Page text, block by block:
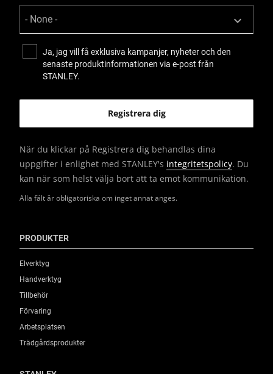
Alla fält är obligatoriska om inget annat anges.
Ja, jag vill få exklusiva kampanjer, nyheter och den
senaste produktinformationen via e-post från
STANLEY.
När du klickar på Registrera dig behandlas dina
uppgifter i enlighet med STANLEY's integritetspolicy. Du
kan när som helst välja bort att ta emot kommunikation.
PRODUKTER
Elverktyg
Handverktyg
Tillbehör
Förvaring
Arbetsplatsen
Trädgårdsprodukter